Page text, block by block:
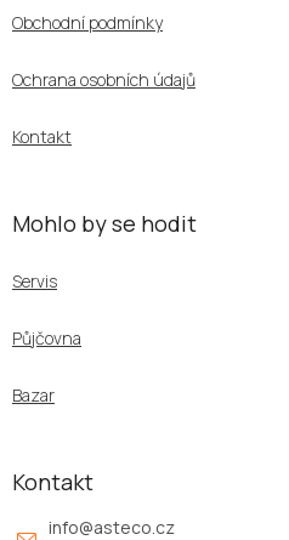
Obchodní podmínky
Ochrana osobních údajů
Kontakt
Mohlo by se hodit
Servis
Půjčovna
Bazar
Kontakt
info@asteco.cz